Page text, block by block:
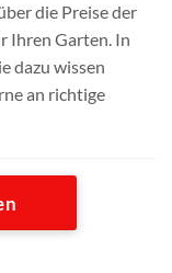
die Preise der
Ihren Garten. In
dazu wissen
an richtige